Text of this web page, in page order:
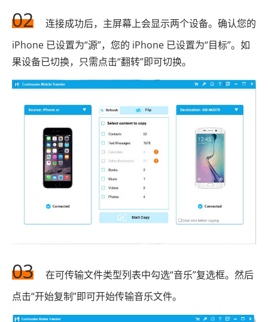
02
连接成功后，主屏幕上会显示两个设备。确认您的
iPhone 已设置为“源”，您的 iPhone 已设置为“目标”。如
果设备已切换，只需点击“翻转”即可切换。
03
在可传输文件类型列表中勾选“音乐”复选框。然后
点击“开始复制”即可开始传输音乐文件。